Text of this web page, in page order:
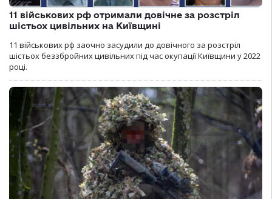
11 військових рф отримали довічне за розстріл
шістьох цивільних на Київщині
11 військових рф заочно засудили до довічного за розстріл
шістьох беззбройних цивільних під час окупації Київщини у 2022
році.